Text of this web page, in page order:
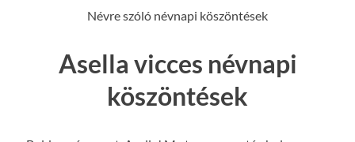
Névre szóló névnapi köszöntések
Asella vicces névnapi
köszöntések